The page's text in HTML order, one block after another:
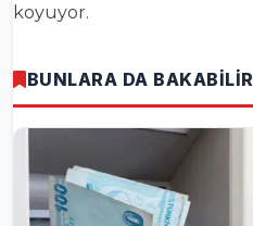
koyuyor.
BUNLARA DA